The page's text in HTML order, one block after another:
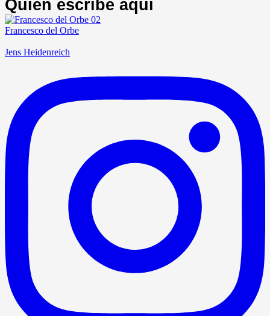
Quién escribe aquí
Francesco del Orbe
Jens Heidenreich